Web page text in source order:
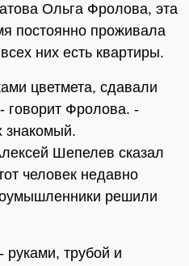
Ольга Фролова, эта
постоянно проживала
них есть квартиры.
цветмета, сдавали
говорит Фролова. -
знакомый.
Шепелев сказал
человек недавно
решили
руками, трубой и